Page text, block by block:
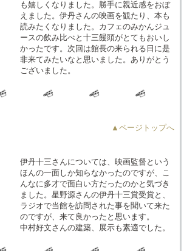
も嬉しくなりました。勝手に親近感をおぼ
えました。伊丹さんの映画を観たり、本も
読みたくなりました。カフェのみかんジュ
ースの飲み比べと十三饅頭がとてもおいし
かったです。次回は館長の来られる日に是
非来てみたいなと思いました。ありがとう
ございました。
▲ページトップへ
伊丹十三さんについては、映画監督という
ほんの一面しか知らなかったのですが、こ
んなに多才で面白い方だったのかと気づき
ました。星野源さんの伊丹十三賞受賞と、
ラジオで当館を訪問された事を聞いて来た
のですが、来て良かったと思います。
中村好文さんの建築、展示も素適でした。